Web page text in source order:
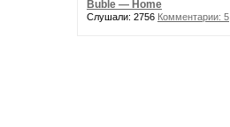
Buble — Home
Слушали: 2756 Комментарии: 5